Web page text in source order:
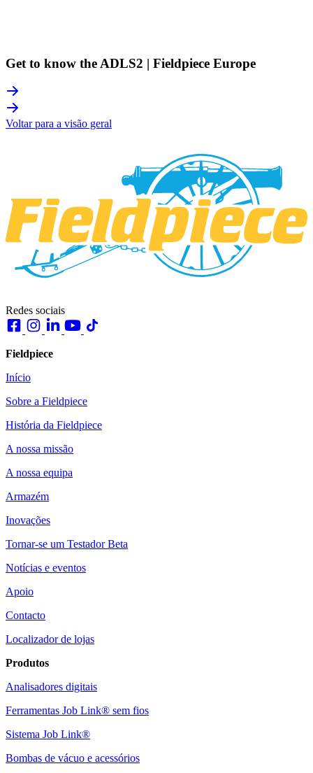
Get to know the ADLS2 | Fieldpiece Europe
Voltar para a visão geral
Redes sociais
Fieldpiece
Início
Sobre a Fieldpiece
História da Fieldpiece
A nossa missão
A nossa equipa
Armazém
Inovações
Tornar-se um Testador Beta
Notícias e eventos
Apoio
Contacto
Localizador de lojas
Produtos
Analisadores digitais
Ferramentas Job Link® sem fios
Sistema Job Link®
Bombas de vácuo e acessórios